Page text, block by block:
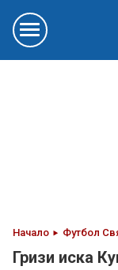
Начало Футбол
Гризи иска